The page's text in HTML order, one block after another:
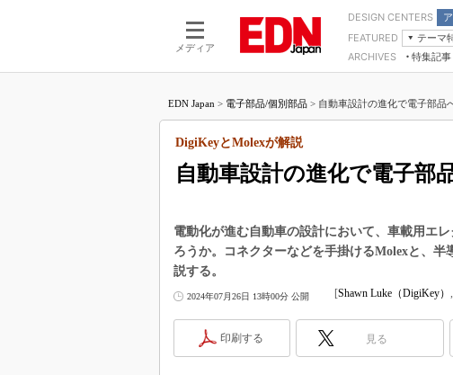
メディア
DESIGN CENTERS
モーターLSI
FEATURED
テーマ
つながるクルマ
エレクトロニクス入門
医療エレ（EE Times Japan）
製品解剖（EE Times Japan）
モ
ARCHIVES 特集記事
マイクロプロセッサ懐古録
中堅技術者に贈る電子部品“徹底”活
用講座
たった2つの式で始めるDC/DCコン
Wired, Weird
Q&Aで学ぶマイコン講座
記録計／データロガーの基礎知識
電子ブ
EDN Japan > 電子部品/個別部品 > 自動車設計の進化で電子部品
自動車設計の進化で電子部
DigiKeyとMolexが解説
電動化が進む自動車の設計において、車載用エ
ろうか。コネクターなどを手掛けるMolexと、
説する。
2024年07月26日 13時00分 公開 [Shawn Luke（DigiKey） ,
印刷する 見る